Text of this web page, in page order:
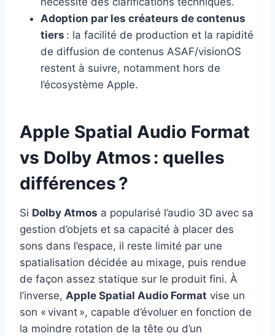
Adoption par les créateurs de contenus
tiers : la facilité de production et la rapidité
de diffusion de contenus ASAF/visionOS
restent à suivre, notamment hors de
l’écosystème Apple.
Apple Spatial Audio Format
vs Dolby Atmos : quelles
différences ?
Si Dolby Atmos a popularisé l’audio 3D avec sa
gestion d’objets et sa capacité à placer des
sons dans l’espace, il reste limité par une
spatialisation décidée au mixage, puis rendue
de façon assez statique sur le produit fini. À
l’inverse, Apple Spatial Audio Format vise un
son « vivant », capable d’évoluer en fonction de
la moindre rotation de la tête ou d’un